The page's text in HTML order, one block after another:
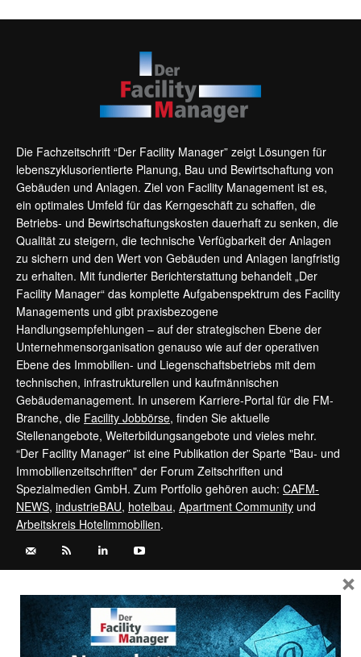
Die Fachzeitschrift “Der Facility Manager” zeigt Lösungen für
lebenszyklusorientierte Planung, Bau und Bewirtschaftung von
Gebäuden und Anlagen. Ziel von Facility Management ist es,
ein optimales Umfeld für das Kerngeschäft zu schaffen, die
Betriebs- und Bewirtschaftungskosten dauerhaft zu senken, die
Qualität zu steigern, die technische Verfügbarkeit der Anlagen
zu sichern und den Wert von Gebäuden und Anlagen langfristig
zu erhalten. Mit fundierter Berichterstattung behandelt „Der
Facility Manager“ das komplette Aufgabenspektrum des Facility
Managements und gibt praxisbezogene
Handlungsempfehlungen – auf der strategischen Ebene der
Unternehmensorganisation genauso wie auf der operativen
Ebene des Immobilien- und Liegenschaftsbetriebs mit dem
technischen, infrastrukturellen und kaufmännischen
Gebäudemanagement. In unserem Karriere-Portal für die FM-
Branche, die Facility Jobbörse, finden Sie aktuelle
Stellenangebote, Weiterbildungsangebote und vieles mehr.
“Der Facility Manager” ist eine Publikation der Sparte "Bau- und
Immobilienzeitschriften" der Forum Zeitschriften und
Spezialmedien GmbH. Zum Portfolio gehören auch: CAFM-
NEWS, industrieBAU, hotelbau, Apartment Community und
Arbeitskreis Hotelimmobilien.
Kontaktieren Sie uns:service@forum-zeitschriften.de
Vertrag widerrufen
×